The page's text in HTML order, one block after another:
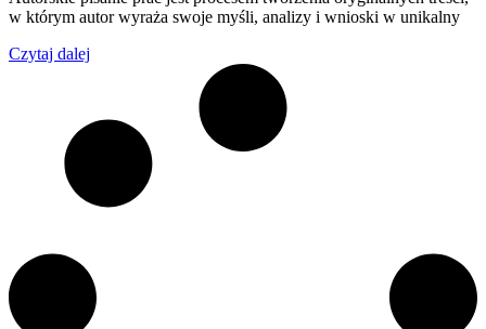
w którym autor wyraża swoje myśli, analizy i wnioski w unikalny
Czytaj dalej